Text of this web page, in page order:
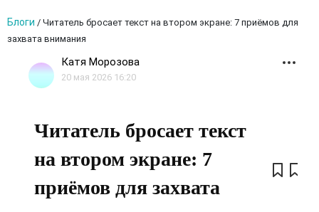
Блоги / Читатель бросает текст на втором экране: 7 приёмов для
захвата внимания
Катя Морозова
20 мая 2026 16:20
Читатель бросает текст
на втором экране: 7
приёмов для захвата